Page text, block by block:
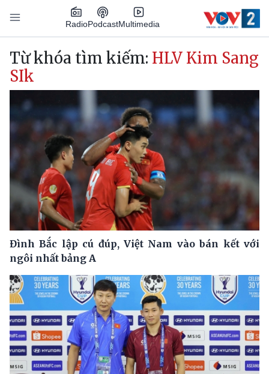
Nhảy đến nội dung
RadioPodcastMultimedia
Main navigation
Từ khóa tìm kiếm: HLV Kim Sang
SIk
Đình Bắc lập cú đúp, Việt Nam vào bán kết với
ngôi nhất bảng A